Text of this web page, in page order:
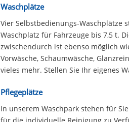
Waschplätze
Vier Selbstbedienungs-Waschplätze
Waschplatz für Fahrzeuge bis 7,5 t.
zwischendurch ist ebenso möglich
Vorwäsche, Schaumwäsche,
vieles mehr. Stellen Sie Ihr eigenes
Pflegeplätze
In unserem Waschpark stehen für